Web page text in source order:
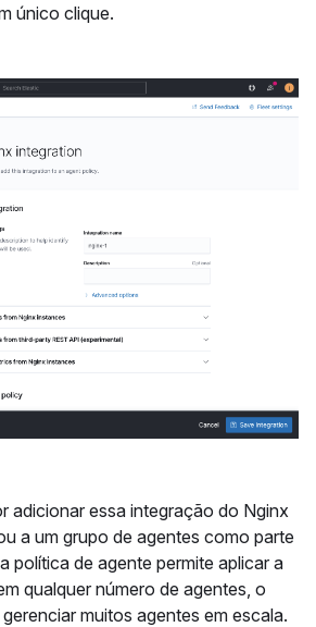
único clique.
adicionar essa integração do Nginx
a um grupo de agentes como parte
política de agente permite aplicar a
qualquer número de agentes, o
muitos agentes em escala.